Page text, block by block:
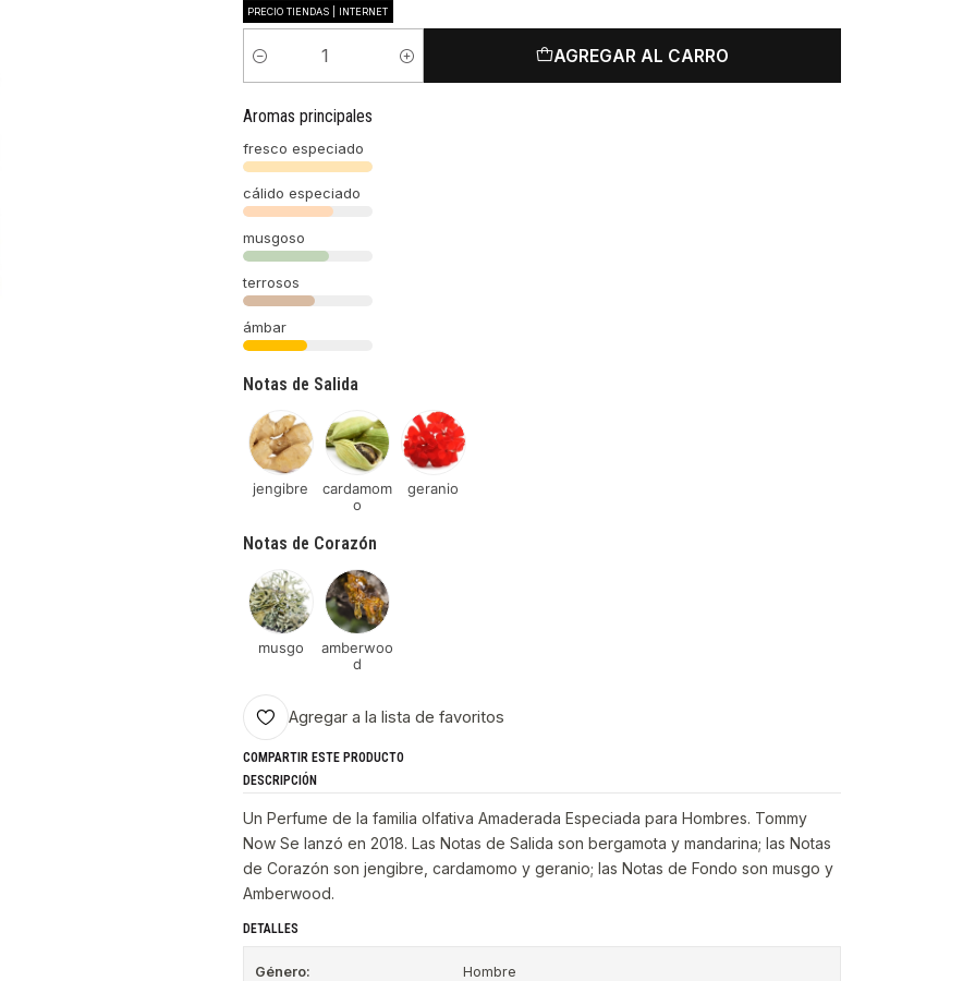
PRECIO TIENDAS | INTERNET
Cantidad
AGREGAR AL CARRO
Aromas principales
fresco especiado
cálido especiado
musgoso
terrosos
ámbar
Notas de Salida
jengibre
cardamom
o
geranio
Notas de Corazón
musgo
amberwoo
d
Agregar a la lista de favoritos
COMPARTIR ESTE PRODUCTO
DESCRIPCIÓN
Un Perfume de la familia olfativa Amaderada Especiada para Hombres. Tommy
Now Se lanzó en 2018. Las Notas de Salida son bergamota y mandarina; las Notas
de Corazón son jengibre, cardamomo y geranio; las Notas de Fondo son musgo y
Amberwood.
DETALLES
Género: Hombre